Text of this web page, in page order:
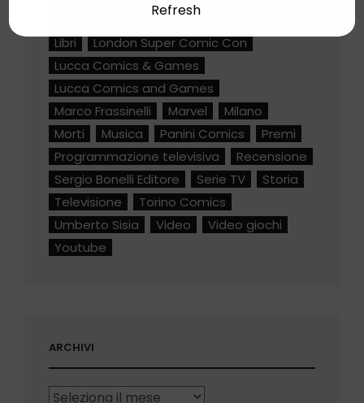
Howard Phillips Lovecraft
Libri
London Super Comic Con
Lucca Comics & Games
Lucca Comics and Games
Marco Frassinelli
Marvel
Milano
Morti
Musica Panini Comics
Premi
Programmazione televisiva
Recensione
Sergio Bonelli Editore
Serie TV
Storia
Televisione
Torino Comics
Umberto Sisia
Video
Video giochi
Youtube
ARCHIVI
Archivi
Refresh